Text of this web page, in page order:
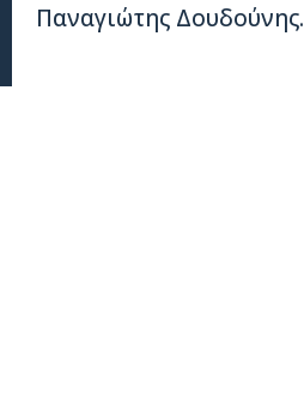
Παναγιώτης Δουδούνης.